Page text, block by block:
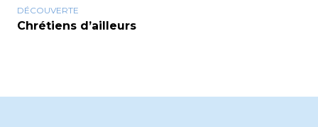
DÉCOUVERTE
Chrétiens d’ailleurs